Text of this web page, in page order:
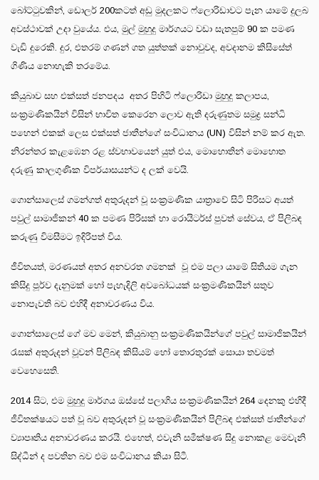
බෝට්ටුවකින්, ඩොලර් 200කටත් අඩු මුදලකට ෆ්ලොරිඩාවට පැන යාමේ දුලබ
අවස්ථාවක් උදා වුයේය. එය, මුල් මුහුදු මාර්ගයට වඩා සැතපුම් 90 ක පමණ
වැඩි දුරෙකි. දුර, එතරම් ගණන් ගත යුත්තක් නොවුවද, අවදානම කිසිසේත්
ගිණිය නොහැකි තරමේය.
කියුබාව සහ එක්සත් ජනපදය අතර පිහිටි ෆ්ලොරිඩා මුහුදු කලාපය,
සංක්‍රමණිකයින් විසින් භාවිත කෙරෙන ලොව ඇති දරුණුතම සමුද්‍ර සන්ධි
පහෙන් එකක් ලෙස එක්සත් ජාතීන්ගේ සංවිධානය (UN) විසින් නම් කර ඇත.
නිරන්තර කැළඹෙන රළ ස්වභාවයෙන් යුත් එය, මොහොතින් මොහොත
දරුණු කාලගුණික විපර්යාසයන්ට ද ලක් වෙයි.
ගොන්සාලෙස් ගමන්ගත් අතුරුදන් වූ සංක්‍රමණික යාත්‍රාවේ සිටි පිරිසට අයත්
පවුල් සාමාජිකන් 40 ක පමණ පිරිසක් හා රොයිටර්ස් පුවත් සේවය, ඒ පිලිබඳ
කරුණු විමසීමට ඉදිරිපත් විය.
ජීවිතයත්, මරණයත් අතර අනවරත ගමනක් වූ එම පලා යාමේ සිතියම ගැන
කිසිදු පූර්ව දැනුමක් හෝ පැහැදිලි අවබෝධයක් සංක්‍රමණිකයින් සතුව
නොපැවති බව එහිදී අනාවරණය විය.
ගොන්සාලෙස් ගේ මව මෙන්, කියුබානු සංක්‍රමණිකයින්ගේ පවුල් සාමාජිකයින්
රැසක් අතුරුදන් වූවන් පිලිබඳ කිසියම් හෝ තොරතුරක් සොයා තවමත්
වෙහෙසෙති.
2014 සිට, එම මුහුදු මාර්ගය ඔස්සේ පලාගිය සංක්‍රමණිකයින් 264 දෙනකු එහිදී
ජීවිතක්ෂයට පත් වූ බව අතුරුදන් වූ සංක්‍රමණිකයින් පිලිබඳ එක්සත් ජාතීන්ගේ
ව්‍යාපෘතිය අනාවරණය කරයි. එහෙත්, එවැනි සමීක්ෂණ සිදු නොකළ මෙවැනි
සිද්ධීන් ද පවතින බව එම සංවිධානය කියා සිටී.